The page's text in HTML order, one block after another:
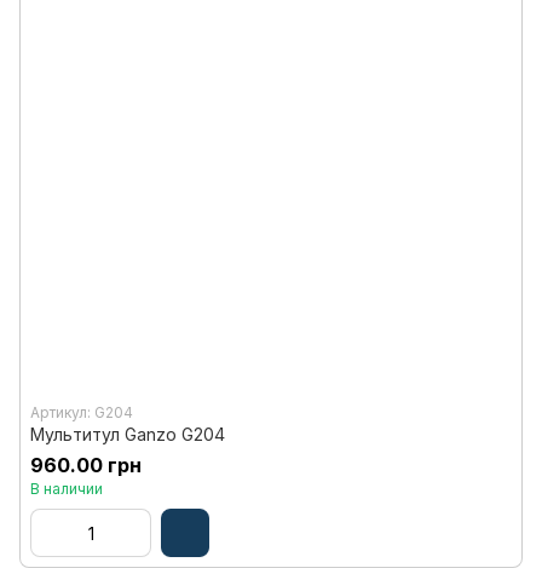
Артикул: G204
Мультитул Ganzo G204
960.00 грн
В наличии